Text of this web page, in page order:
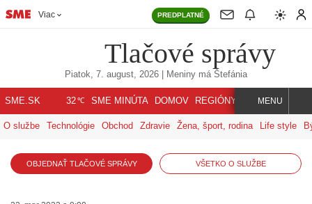
Viac PREDPLATNÉ
Tlačové správy
Piatok, 7. august, 2026 | Meniny má Štefánia
SME.SK 32℃ SME MINÚTA DOMOV REGIÓNY INDEX SVET
MENU
O službe Technológie Obchod Zdravie Žena, šport, rodina Life style
OBJEDNAŤ TLAČOVÉ SPRÁVY VŠETKO O SLUŽBE